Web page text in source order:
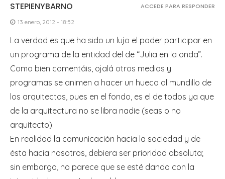
STEPIENYBARNO
13 enero, 2012 - 18:52
La verdad es que ha sido un lujo el poder participar en
un programa de la entidad del de “Julia en la onda”.
Como bien comentáis, ojalá otros medios y
programas se animen a hacer un hueco al mundillo de
los arquitectos, pues en el fondo, es el de todos ya que
de la arquitectura no se libra nadie (seas o no
arquitecto).
En realidad la comunicación hacia la sociedad y de
ésta hacia nosotros, debiera ser prioridad absoluta;
sin embargo, no parece que se esté dando con la
ACCEDE PARA RESPONDER